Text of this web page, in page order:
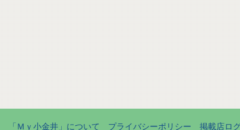
「Ｍｙ小金井」について プライバシーポリシー 掲載店ロ